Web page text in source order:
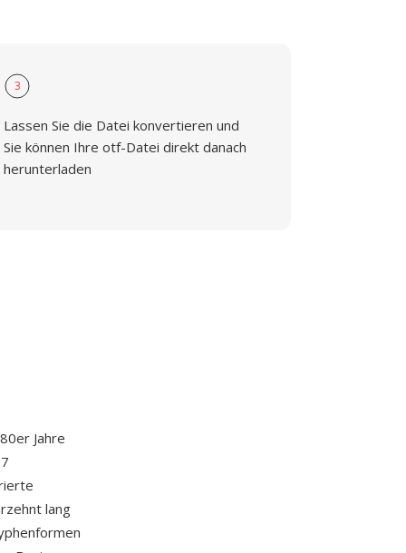
3
Lassen Sie die Datei konvertieren und
Sie können Ihre otf-Datei direkt danach
herunterladen
Jahre
lang